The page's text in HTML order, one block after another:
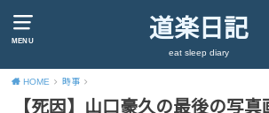
MENU 道楽日記
eat sleep diary
HOME 時事
【死因】山口豪久の最後の写